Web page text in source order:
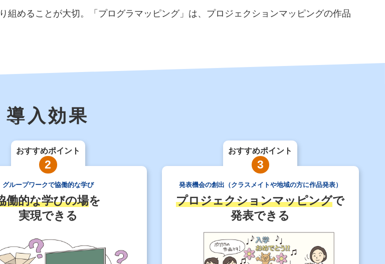
めることが大切。「プログラマッピング」は、プロジェクションマッピングの作品
導入効果
おすすめポイント
2
グループワークで協働的な学び
働的な学びの場を
実現できる
おすすめポイント
3
発表機会の創出（クラスメイトや地域の方に作品発表）
プロジェクションマッピングで
発表できる